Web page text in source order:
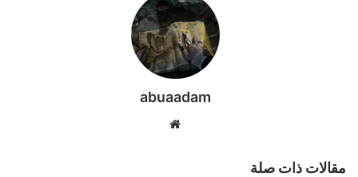
abuaadam
مقالات ذات صلة